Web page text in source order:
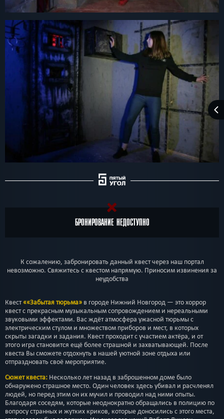
БРОНИРОВАНИЕ НЕДОСТУПНО
К сожалению, забронировать данный квест через наш портал
невозможно. Свяжитесь с квестом напрямую. Приносим извинения за
неудобства
Квест««Забытая тюрьма» в городе Нижний Новгород — это хоррор
квест с прекрасным музыкальным сопровождением и нереальными
звуковыми эффектами. Вас ждёт атмосфера ужасной тюрьмы с
электрическим стулом и множеством приборов и мест, в которых
скрыты загадки и задания. Квест проходит с участием актёра, и от
этого игра становится ещё более страшной и захватывающей. После
квеста Вы сможете отдохнуть в нашей уютной зоне отдыха или
отпраздновать своё мероприятие.
Сюжет квеста: Несколько лет назад в заброшенном доме было
обнаружено страшное место. Один человек здесь убивал и расчленял
людей, но перед этим он их мучил и проводил над ними опыты.
Благодаря соседям, которые неоднократно обращались в полицию по
вопросу странных и жутких криков, которые доносились с этого места,